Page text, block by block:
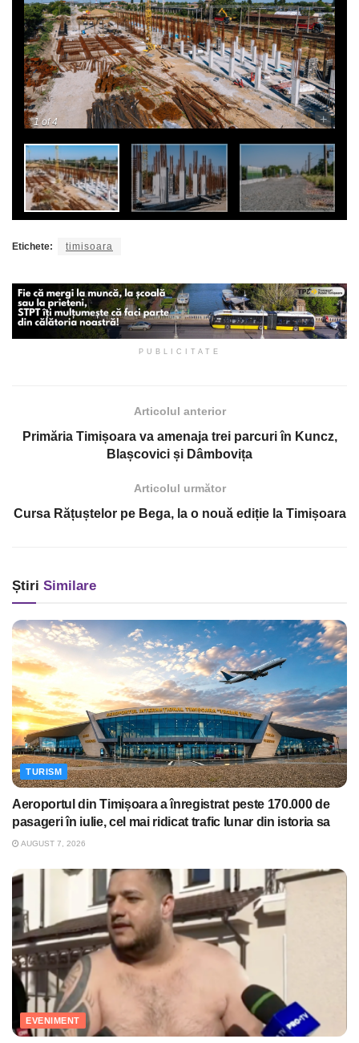
1of 4 - +
Etichete: timisoara
PUBLICITATE
Articolul anterior
Primăria Timișoara va amenaja trei parcuri în Kuncz,
Blașcovici și Dâmbovița
Articolul următor
Cursa Rățuștelor pe Bega, la o nouă ediție la Timișoara
Știri Similare
TURISM
Aeroportul din Timișoara a înregistrat peste 170.000 de
pasageri în iulie, cel mai ridicat trafic lunar din istoria sa
AUGUST 7, 2026
EVENIMENT